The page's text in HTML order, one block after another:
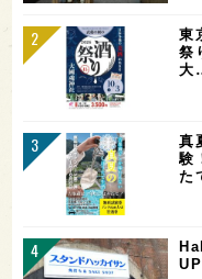
東
祭
大
真
験
た